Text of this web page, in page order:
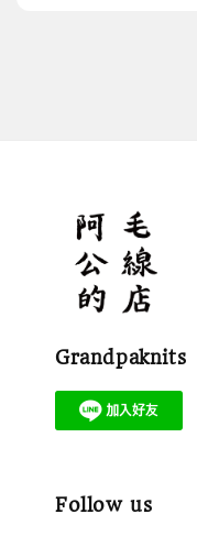
Grandpaknits
Follow us